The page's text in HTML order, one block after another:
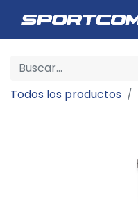
Todos los productos